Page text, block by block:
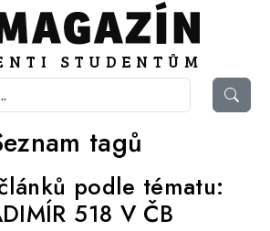
tagů
podle tématu:
518 V ČB